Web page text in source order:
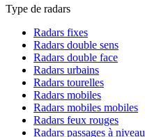
Type de radars
Radars fixes
Radars double sens
Radars double face
Radars urbains
Radars tourelles
Radars mobiles
Radars mobiles mobiles
Radars feux rouges
Radars passages à niveau